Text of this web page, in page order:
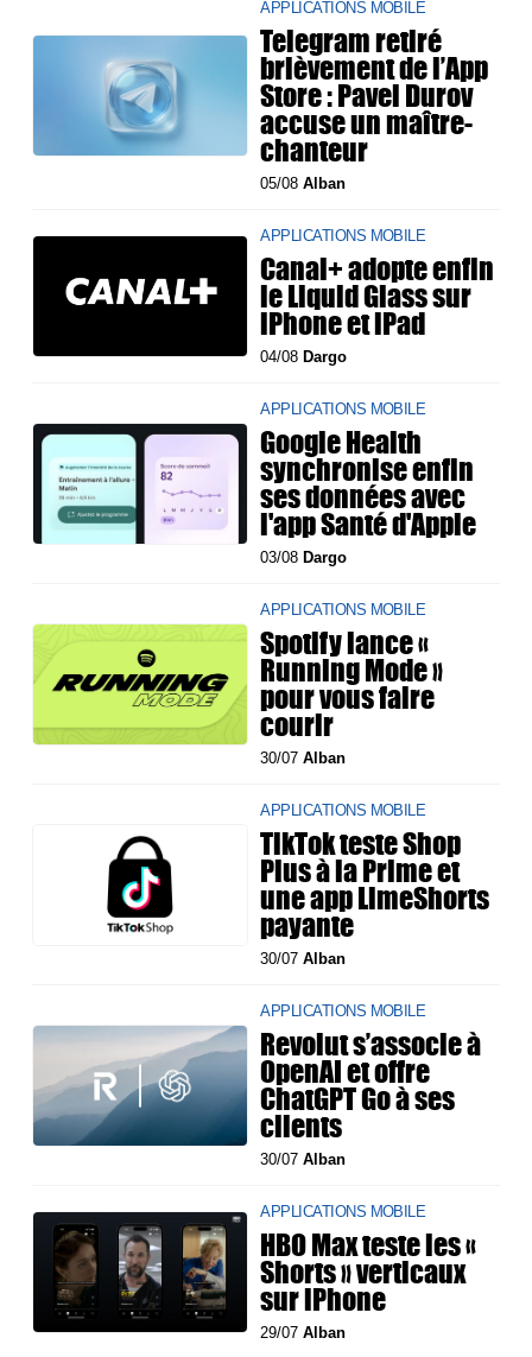
APPLICATIONS MOBILE
Telegram retiré
brièvement de l’App
Store : Pavel Durov
accuse un maître-
chanteur
05/08Alban
APPLICATIONS MOBILE
Canal+ adopte enfin
le Liquid Glass sur
iPhone et iPad
04/08 Dargo
APPLICATIONS MOBILE
Google Health
synchronise enfin
ses données avec
l'app Santé d'Apple
03/08 Dargo
APPLICATIONS MOBILE
Spotify lance «
Running Mode »
pour vous faire
courir
30/07Alban
APPLICATIONS MOBILE
TikTok teste Shop
Plus à la Prime et
une app LimeShorts
payante
30/07Alban
APPLICATIONS MOBILE
Revolut s’associe à
OpenAI et offre
ChatGPT Go à ses
clients
30/07Alban
APPLICATIONS MOBILE
HBO Max teste les «
Shorts » verticaux
sur iPhone
29/07Alban